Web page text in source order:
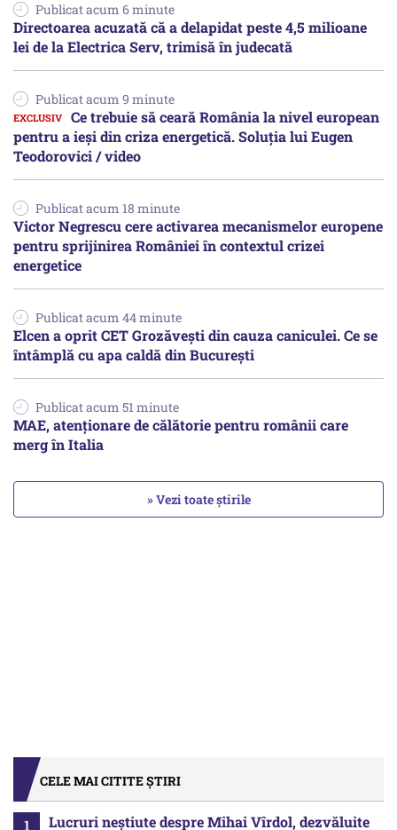
Publicat acum 6 minute
Directoarea acuzată că a delapidat peste 4,5 milioane
lei de la Electrica Serv, trimisă în judecată
Publicat acum 9 minute
Ce trebuie să ceară România la nivel european
pentru a ieși din criza energetică. Soluția lui Eugen
Teodorovici / video
Publicat acum 18 minute
Victor Negrescu cere activarea mecanismelor europene
pentru sprijinirea României în contextul crizei
energetice
Publicat acum 44 minute
Elcen a oprit CET Grozăvești din cauza caniculei. Ce se
întâmplă cu apa caldă din București
Publicat acum 51 minute
MAE, atenționare de călătorie pentru românii care
merg în Italia
» Vezi toate știrile
CELE MAI CITITE ȘTIRI
Lucruri neștiute despre Mihai Vîrdol, dezvăluite